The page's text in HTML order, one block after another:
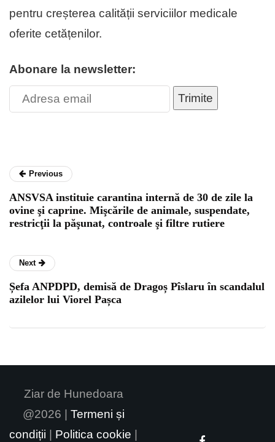
pentru creșterea calității serviciilor medicale
oferite cetățenilor.
Abonare la newsletter:
Trimite
Previous
ANSVSA instituie carantina internă de 30 de zile la
ovine şi caprine. Mişcările de animale, suspendate,
restricţii la păşunat, controale şi filtre rutiere
Next
Șefa ANPDPD, demisă de Dragoș Pîslaru în scandalul
azilelor lui Viorel Pașca
Ziar de Hunedoara
@2026 | Termeni și
condiții | Politica cookie |